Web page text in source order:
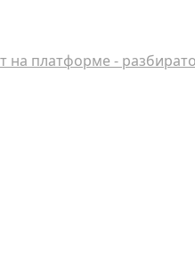
на платформе -